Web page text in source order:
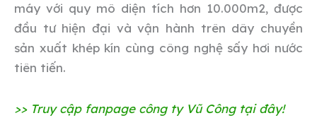
máy với quy mô diện tích hơn 10.000m2, được
đầu tư hiện đại và vận hành trên dây chuyền
sản xuất khép kín cùng công nghệ sấy hơi nước
tiên tiến.
>> Truy cập fanpage công ty Vũ Công tại đây!